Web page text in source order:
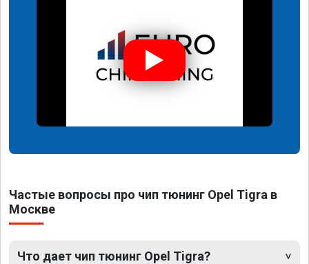
Частые вопросы про чип тюнинг Opel Tigra в
Москве
Что дает чип тюнинг Opel Tigra?